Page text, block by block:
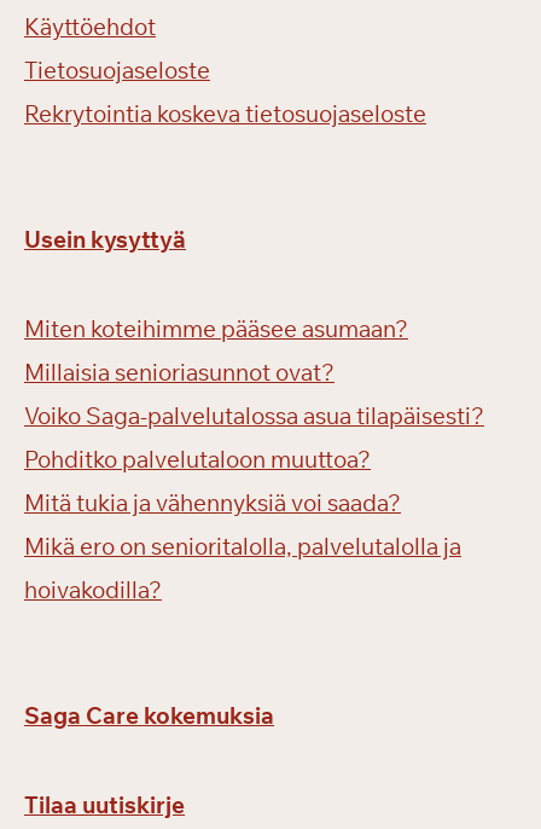
Käyttöehdot
Tietosuojaseloste
Rekrytointia koskeva tietosuojaseloste
Usein kysyttyä
Miten koteihimme pääsee asumaan?
Millaisia senioriasunnot ovat?
Voiko Saga-palvelutalossa asua tilapäisesti?
Pohditko palvelutaloon muuttoa?
Mitä tukia ja vähennyksiä voi saada?
Mikä ero on senioritalolla, palvelutalolla ja
hoivakodilla?
Saga Care kokemuksia
Tilaa uutiskirje